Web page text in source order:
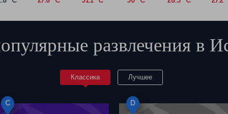
развлечения в
Классика Лучшее
C D